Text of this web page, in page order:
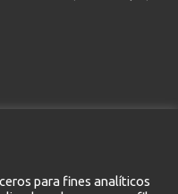
para fines analíticos